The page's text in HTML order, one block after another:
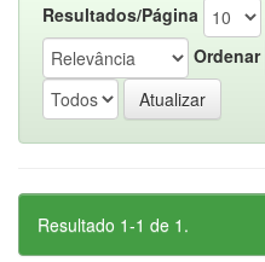
Resultados/Página
Ordenar
Resultado 1-1 de 1.